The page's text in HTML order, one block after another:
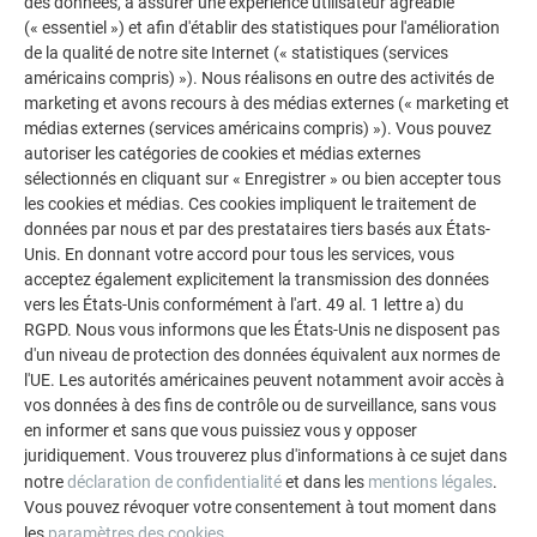
RÉNOVATION DE 3 MAISONS MITOYENNES - R.16, P.10 BRUN NOISETTE
RÉNOVATION DE 3 MAISONS MITOYENNES
PARTIES PRENANTES
(« essentiel ») et afin d'établir des statistiques pour l'amélioration
de la qualité de notre site Internet (« statistiques (services
américains compris) »). Nous réalisons en outre des activités de
marketing et avons recours à des médias externes (« marketing et
médias externes (services américains compris) »). Vous pouvez
autoriser les catégories de cookies et médias externes
sélectionnés en cliquant sur « Enregistrer » ou bien accepter tous
les cookies et médias. Ces cookies impliquent le traitement de
données par nous et par des prestataires tiers basés aux États-
Unis. En donnant votre accord pour tous les services, vous
acceptez également explicitement la transmission des données
vers les États-Unis conformément à l'art. 49 al. 1 lettre a) du
RGPD. Nous vous informons que les États-Unis ne disposent pas
d'un niveau de protection des données équivalent aux normes de
l'UE. Les autorités américaines peuvent notamment avoir accès à
vos données à des fins de contrôle ou de surveillance, sans vous
en informer et sans que vous puissiez vous y opposer
juridiquement. Vous trouverez plus d'informations à ce sujet dans
notredéclaration de confidentialitéet dans les mentions légales.
Vous pouvez révoquer votre consentement à tout moment dans